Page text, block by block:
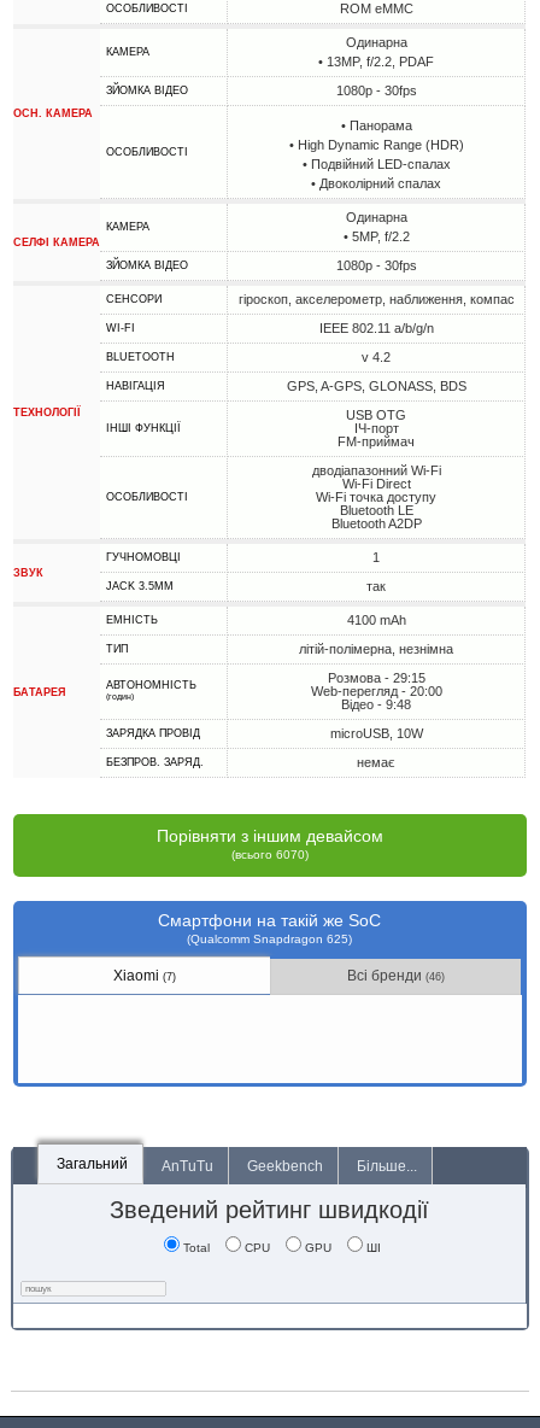
ОСОБЛИВОСТІ ROM eMMC
ОСН. КАМЕРА
КАМЕРА
Одинарна
• 13MP, f/2.2, PDAF
ЗЙОМКА ВІДЕО 1080p - 30fps
ОСОБЛИВОСТІ
• Панорама
• High Dynamic Range (HDR)
• Подвійний LED-спалах
• Двоколірний спалах
СЕЛФІ КАМЕРА
КАМЕРА
Одинарна
• 5MP, f/2.2
ЗЙОМКА ВІДЕО 1080p - 30fps
ТЕХНОЛОГІЇ
СЕНСОРИ гіроскоп, акселерометр, наближення, компас
WI-FI IEEE 802.11 a/b/g/n
BLUETOOTH v 4.2
НАВІГАЦІЯ GPS, A-GPS, GLONASS, BDS
ІНШІ ФУНКЦІЇ
USB OTG
ІЧ-порт
FM-приймач
ОСОБЛИВОСТІ
дводіапазонний Wi-Fi
Wi-Fi Direct
Wi-Fi точка доступу
Bluetooth LE
Bluetooth A2DP
ЗВУК
ГУЧНОМОВЦІ 1
JACK 3.5MM так
БАТАРЕЯ
ЕМНІСТЬ 4100 mAh
ТИП літій-полімерна, незнімна
АВТОНОМНІСТЬ
(годин)
Розмова - 29:15
Web-перегляд - 20:00
Відео - 9:48
ЗАРЯДКА ПРОВІД microUSB, 10W
БЕЗПРОВ. ЗАРЯД. немає
Порівняти з іншим девайсом
(всього 6070)
Смартфони на такій же SoC
(Qualcomm Snapdragon 625)
Xiaomi(7) Всі бренди(46)
Загальний AnTuTu Geekbench Більше...
Зведений рейтинг швидкодії
Total CPU GPU ШІ